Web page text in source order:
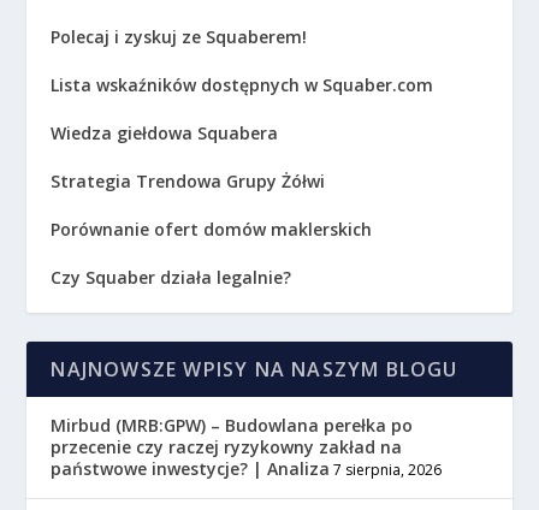
Polecaj i zyskuj ze Squaberem!
Lista wskaźników dostępnych w Squaber.com
Wiedza giełdowa Squabera
Strategia Trendowa Grupy Żółwi
Porównanie ofert domów maklerskich
Czy Squaber działa legalnie?
NAJNOWSZE WPISY NA NASZYM BLOGU
Mirbud (MRB:GPW) – Budowlana perełka po
przecenie czy raczej ryzykowny zakład na
państwowe inwestycje? | Analiza 7 sierpnia, 2026